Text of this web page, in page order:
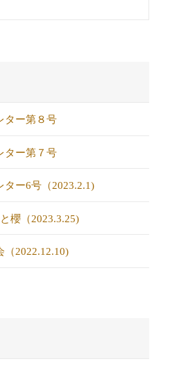
ター第８号
ター第７号
ー6号（2023.2.1)
櫻（2023.3.25)
（2022.12.10)